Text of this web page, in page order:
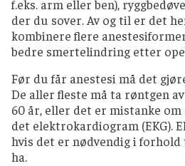
f.eks. arm eller ben),
der du sover. Av og til er det
kombinere flere
bedre smertelindring etter
Før du får anestesi må det
De aller fleste må ta røntgen
60 år, eller det er mistanke
det elektrokardiogram (EKG).
hvis det er nødvendig i
ha.